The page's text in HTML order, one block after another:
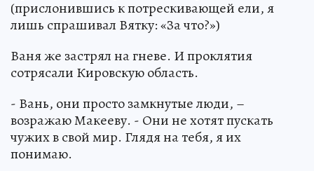
(прислонившись к потрескивающей ели, я
лишь спрашивал Вятку: «За что?»)
Ваня же застрял на гневе. И проклятия
сотрясали Кировскую область.
- Вань, они просто замкнутые люди, –
возражаю Макееву. - Они не хотят пускать
чужих в свой мир. Глядя на тебя, я их
понимаю.